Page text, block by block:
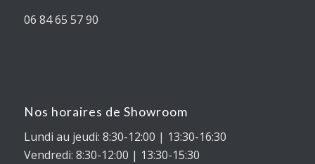
06 84 65 57 90
Nos horaires de Showroom
Lundi au jeudi: 8:30-12:00 | 13:30-16:30
Vendredi: 8:30-12:00 | 13:30-15:30